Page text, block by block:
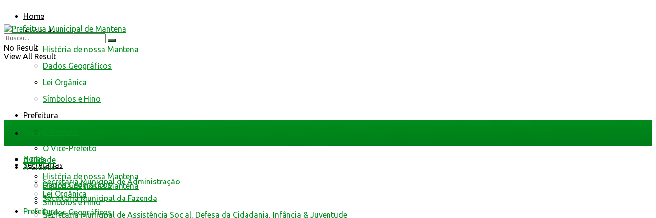
Home
A Cidade
História de nossa Mantena
Dados Geográficos
Lei Orgânica
Símbolos e Hino
Prefeitura
O Vice-Prefeito
Secretarias
Secretaria Municipal de Administração
Secretaria Municipal da Fazenda
Secretaria Municipal de Assistência Social, Defesa da Cidadania, Infância & Juventude
No Result
View All Result
Home
A Cidade
História de nossa Mantena
Dados Geográficos
Home
A Cidade
História de nossa Mantena
Dados Geográficos
Lei Orgânica
Símbolos e Hino
Prefeitura